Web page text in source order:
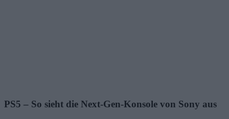
PS5 – So sieht die Next-Gen-Konsole von Sony aus